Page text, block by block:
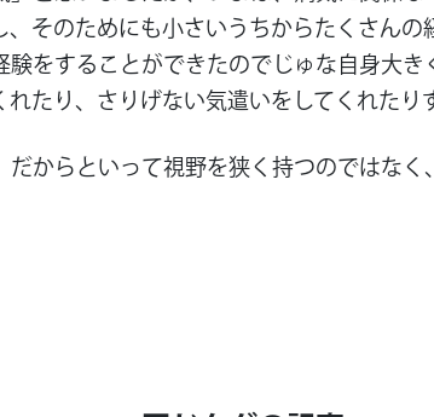
そのためにも小さいうちからたくさんの
をすることができたのでじゅな自身大
たり、さりげない気遣いをしてくれたり
からといって視野を狭く持つのではな